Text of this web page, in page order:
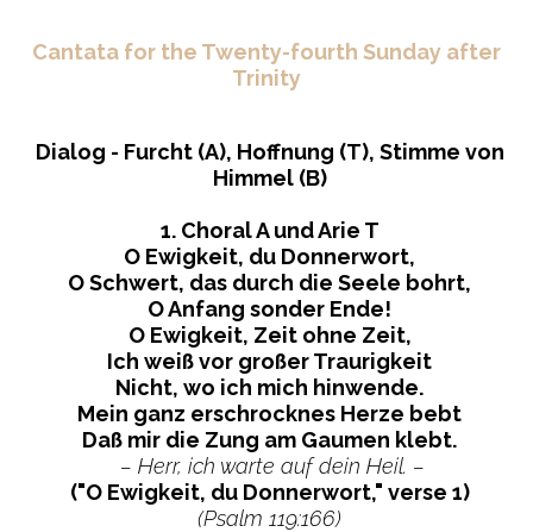
Cantata for the Twenty-fourth Sunday after
Trinity
Dialog - Furcht (A), Hoffnung (T), Stimme von
Himmel (B)
1. Choral A und Arie T
O Ewigkeit, du Donnerwort,
O Schwert, das durch die Seele bohrt,
O Anfang sonder Ende!
O Ewigkeit, Zeit ohne Zeit,
Ich weiß vor großer Traurigkeit
Nicht, wo ich mich hinwende.
Mein ganz erschrocknes Herze bebt
Daß mir die Zung am Gaumen klebt.
– Herr, ich warte auf dein Heil. –
("O Ewigkeit, du Donnerwort," verse 1)
(Psalm 119:166)